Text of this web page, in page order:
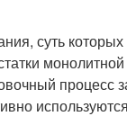
суть
монолитной
процесс